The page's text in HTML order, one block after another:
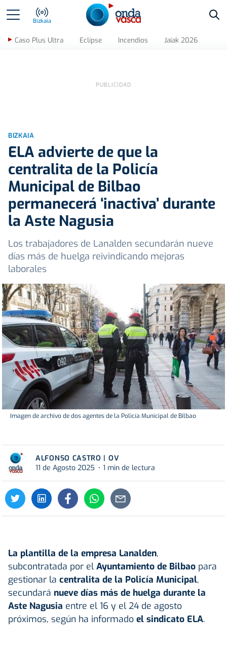
Bizkaia
Caso Plus Ultra Eclipse Incendios Jaiak 2026
BIZKAIA
ELA advierte de que la
centralita de la Policía
Municipal de Bilbao
permanecerá ‘inactiva’ durante
la Aste Nagusia
Los trabajadores de Lanalden secundarán nueve
días más de huelga reivindicando mejoras
laborales
Imagen de archivo de dos agentes de la Policía Municipal de Bilbao
ALFONSO CASTRO | OV
11 de Agosto 2025
1 min de lectura
La plantilla de la empresa Lanalden,
subcontratada por el Ayuntamiento de Bilbao para
gestionar la centralita de la Policía Municipal,
secundará nueve días más de huelga durante la
Aste Nagusia entre el 16 y el 24 de agosto
próximos, según ha informado el sindicato ELA.